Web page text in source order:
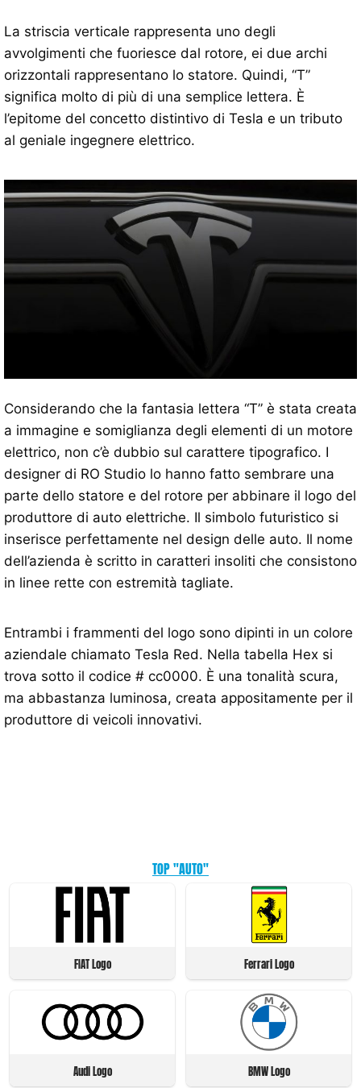
La striscia verticale rappresenta uno degli
avvolgimenti che fuoriesce dal rotore, ei due archi
orizzontali rappresentano lo statore. Quindi, “T”
significa molto di più di una semplice lettera. È
l’epitome del concetto distintivo di Tesla e un tributo
al geniale ingegnere elettrico.
Considerando che la fantasia lettera “T” è stata creata
a immagine e somiglianza degli elementi di un motore
elettrico, non c’è dubbio sul carattere tipografico. I
designer di RO Studio lo hanno fatto sembrare una
parte dello statore e del rotore per abbinare il logo del
produttore di auto elettriche. Il simbolo futuristico si
inserisce perfettamente nel design delle auto. Il nome
dell’azienda è scritto in caratteri insoliti che consistono
in linee rette con estremità tagliate.
Entrambi i frammenti del logo sono dipinti in un colore
aziendale chiamato Tesla Red. Nella tabella Hex si
trova sotto il codice # cc0000. È una tonalità scura,
ma abbastanza luminosa, creata appositamente per il
produttore di veicoli innovativi.
TOP "AUTO"
FIAT Logo Ferrari Logo
Audi Logo BMW Logo